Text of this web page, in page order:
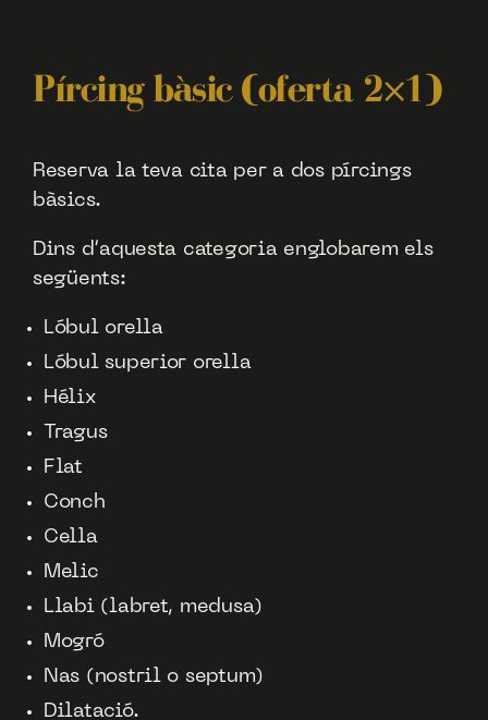
Pírcing bàsic (oferta 2×1)
Reserva la teva cita per a dos pírcings
bàsics.
Dins d’aquesta categoria englobarem els
següents:
Lóbul orella
Lóbul superior orella
Hélix
Tragus
Flat
Conch
Cella
Melic
Llabi (labret, medusa)
Mogró
Nas (nostril o septum)
Dilatació.